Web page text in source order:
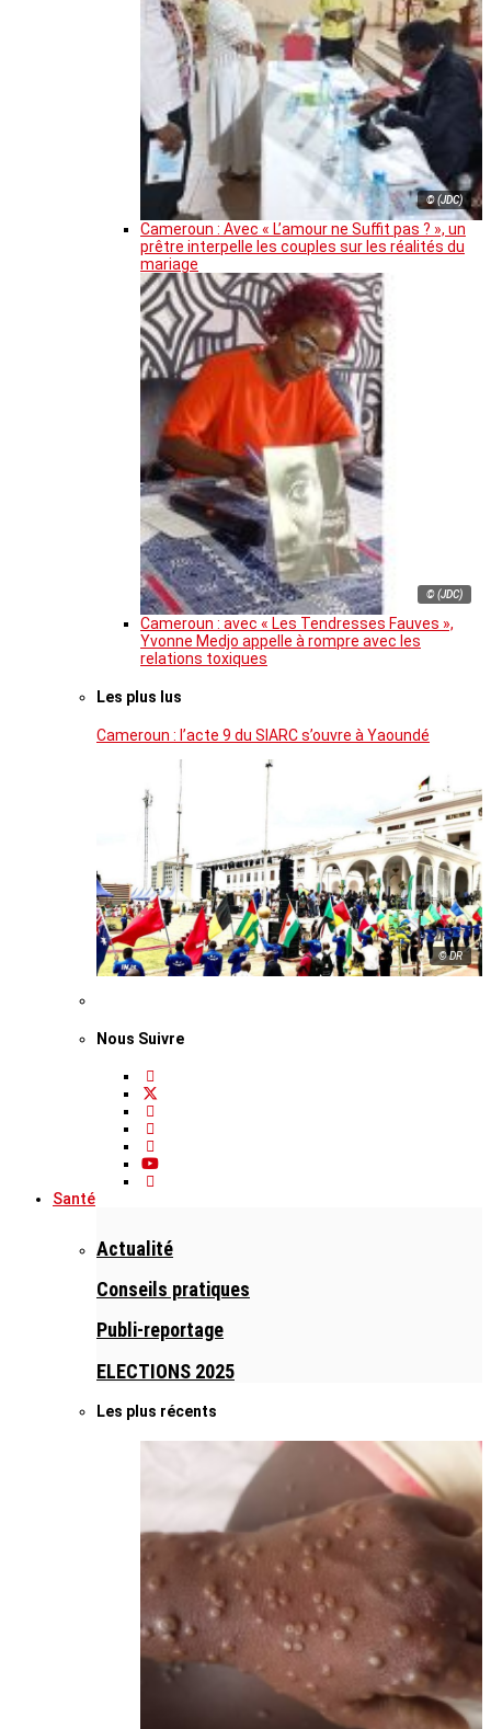
© (JDC)
Cameroun : Avec « L’amour ne Suffit pas ? », un
prêtre interpelle les couples sur les réalités du
mariage
© (JDC)
Cameroun : avec « Les Tendresses Fauves »,
Yvonne Medjo appelle à rompre avec les
relations toxiques
Les plus lus
Cameroun : l’acte 9 du SIARC s’ouvre à Yaoundé
© DR
Nous Suivre
Santé
Actualité
Conseils pratiques
Publi-reportage
ELECTIONS 2025
Les plus récents